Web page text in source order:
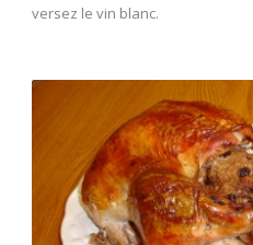
versez le vin blanc.